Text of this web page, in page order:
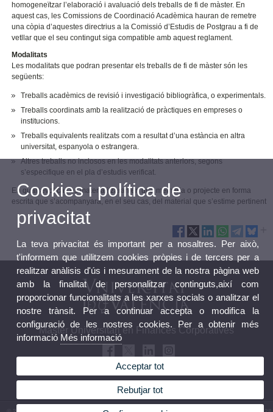
homogeneïtzar l’elaboració i avaluació dels treballs de fi de màster. En
aquest cas, les Comissions de Coordinació Acadèmica hauran de remetre
una còpia d’aquestes directrius a la Comissió d’Estudis de Postgrau a fi de
vetllar que el seu contingut siga compatible amb aquest reglament.
Modalitats
Les modalitats que podran presentar els treballs de fi de màster són les
següents:
Treballs acadèmics de revisió i investigació bibliogràfica, o experimentals.
Treballs coordinats amb la realització de pràctiques en empreses o
institucions.
Treballs equivalents realitzats com a resultat d’una estància en altra
universitat, espanyola o estrangera.
Altres treballs no inclosos en les modalitats anteriors, segons
s’especifique en el pla d’estudis verificat.
En qualsevol cas es materialitzaran en una memòria o projecte en forma
escrita que s’acompanyarà, en el seu cas, del material que s’estime pertinent
Màster Universitari en Finances Corporatives
Cookies i política de
privacitat
La teva privacitat és important per a nosaltres. Per això,
t'informem que utilitzem cookies pròpies i de tercers per a
realitzar anàlisis d'ús i mesurament de la nostra pàgina web
amb la finalitat de personalitzar continguts,així com
proporcionar funcionalitats a les xarxes socials o analitzar el
nostre trànsit. Per a continuar accepta o modifica la
configuració de les nostres cookies. Per a obtenir més
informació Més informació
Acceptar tot
Rebutjar tot